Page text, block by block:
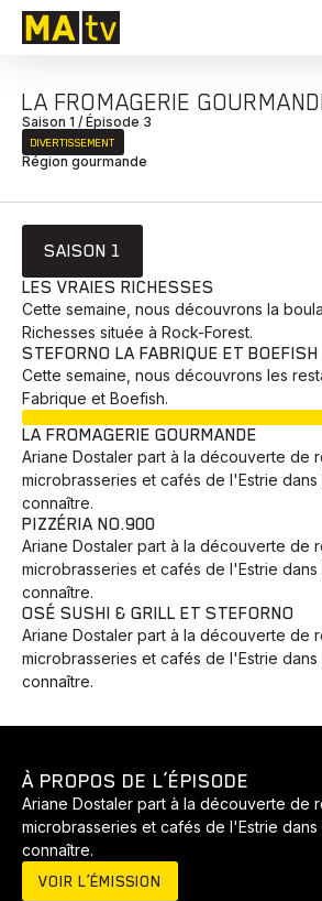
LA FROMAGERIE
Saison 1 / Épisode 3
DIVERTISSEMENT
Région gourmande
SAISON 1
LES VRAIES RICHESSES
Cette semaine, nous découvrons la
Richesses située à Rock-Forest.
STEFORNO LA FABRIQUE ET BOEFISH
Cette semaine, nous découvrons les
Fabrique et Boefish.
LA FROMAGERIE GOURMANDE
Ariane Dostaler part à la découverte de
microbrasseries et cafés de l'Estrie
connaître.
PIZZÉRIA NO.900
Ariane Dostaler part à la découverte de
microbrasseries et cafés de l'Estrie
connaître.
OSÉ SUSHI & GRILL ET STEFORNO
Ariane Dostaler part à la découverte de
microbrasseries et cafés de l'Estrie
connaître.
À PROPOS DE L’ÉPISODE
Ariane Dostaler part à la découverte de
microbrasseries et cafés de l'Estrie
connaître.
VOIR L’ÉMISSION